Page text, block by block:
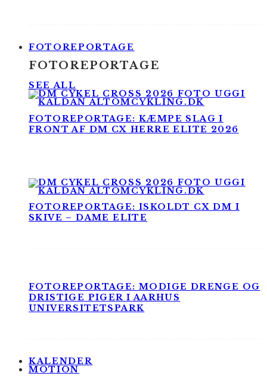
FOTOREPORTAGE
FOTOREPORTAGE
SEE ALL
FOTOREPORTAGE: KÆMPE SLAG I
FRONT AF DM CX HERRE ELITE 2026
FOTOREPORTAGE: ISKOLDT CX DM I
SKIVE – DAME ELITE
FOTOREPORTAGE: MODIGE DRENGE OG
DRISTIGE PIGER I AARHUS
UNIVERSITETSPARK
KALENDER
MOTION